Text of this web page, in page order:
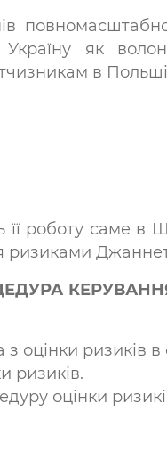
як
в
роботу саме в
оцінки ризиків в
ризиків.
оцінки